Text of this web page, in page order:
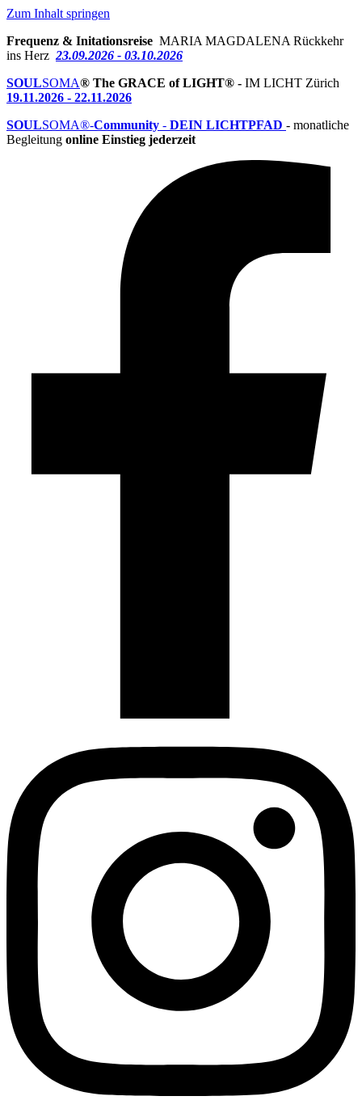
Zum Inhalt springen
Frequenz & Initationsreise MARIA MAGDALENA Rückkehr
ins Herz 23.09.2026 - 03.10.2026
SOULSOMA® The GRACE of LIGHT® - IM LICHT Zürich
19.11.2026 - 22.11.2026
SOULSOMA®-Community - DEIN LICHTPFAD - monatliche
Begleitung online Einstieg jederzeit